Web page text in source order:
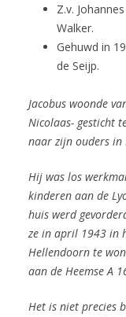
Z.v.
Walker.
Gehuwd in
de Seijp.
Jacobus woonde
Nicolaas- gesticht
naar zijn ouders in
Hij was los
kinderen aan de
huis werd
ze in april 1943 in
Hellendoorn te
aan de Heemse A
Het is niet precies